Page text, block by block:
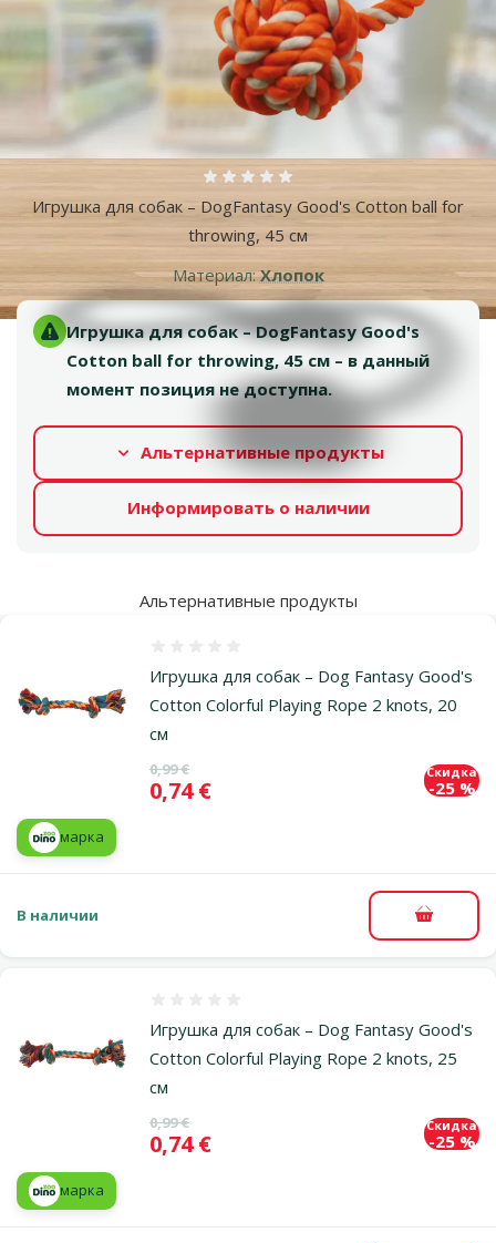
Игрушка для собак – DogFantasy Good's Cotton ball for
throwing, 45 см
Оценка 0%
Материал:Хлопок
Игрушка для собак – DogFantasy Good's
Cotton ball for throwing, 45 см – в данный
момент позиция не доступна.
Альтернативные продукты
Информировать о наличии
Альтернативные продукты
Игрушка для собак – Dog Fantasy Good's
Cotton Colorful Playing Rope 2 knots, 20
см
Исходная цена
0,99 €
Цена
0,74 €
Скидка
-25 %
марка
В наличии В
Игрушка для собак – Dog Fantasy Good's
Cotton Colorful Playing Rope 2 knots, 25
см
Исходная цена
0,99 €
Цена
0,74 €
Скидка
-25 %
марка